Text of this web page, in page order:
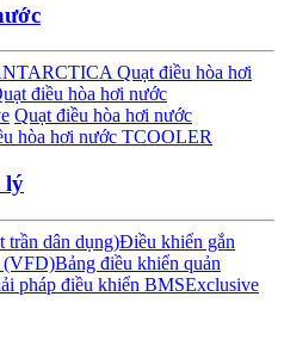
Quạt điều hòa hơi
điều hòa hơi nước
Quạt điều hòa hơi nước
hòa hơi nước TCOOLER
lý
trần dân dụng)Điều khiển gắn
(VFD)Bảng điều khiển quản
pháp điều khiển BMSExclusive